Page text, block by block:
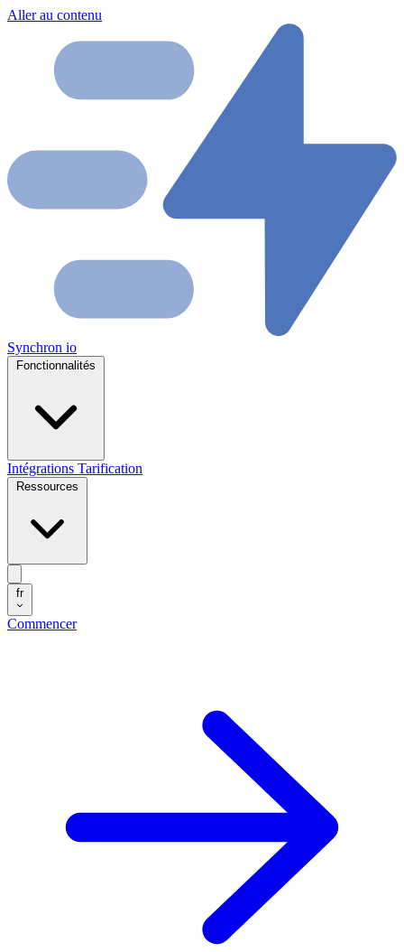
Aller au contenu
Synchron io
Intégrations Tarification
fr
Commencer